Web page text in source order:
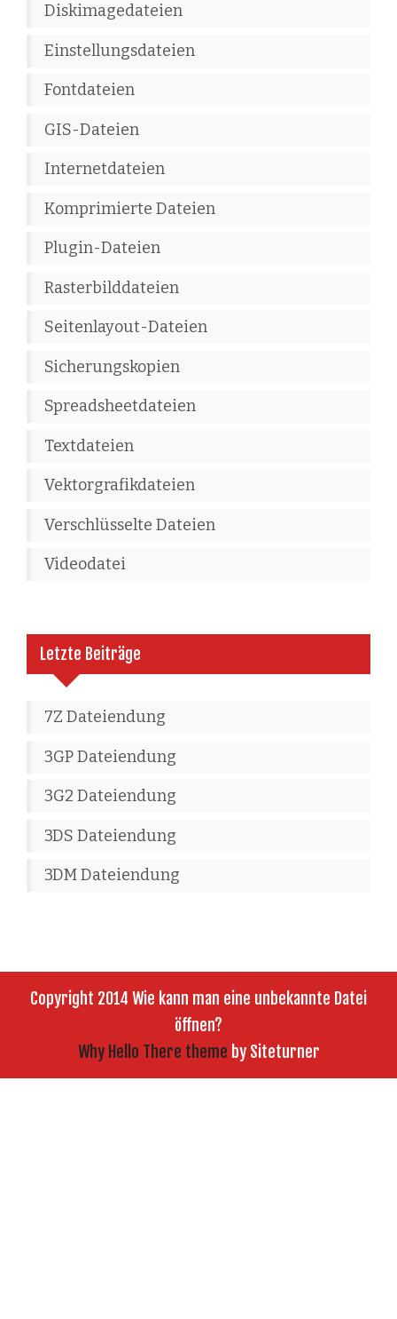
Diskimagedateien
Einstellungsdateien
Fontdateien
GIS-Dateien
Internetdateien
Komprimierte Dateien
Plugin-Dateien
Rasterbilddateien
Seitenlayout-Dateien
Sicherungskopien
Spreadsheetdateien
Textdateien
Vektorgrafikdateien
Verschlüsselte Dateien
Videodatei
Letzte Beiträge
7Z Dateiendung
3GP Dateiendung
3G2 Dateiendung
3DS Dateiendung
3DM Dateiendung
Copyright 2014 Wie kann man eine unbekannte Datei
öffnen?
Why Hello There theme by Siteturner